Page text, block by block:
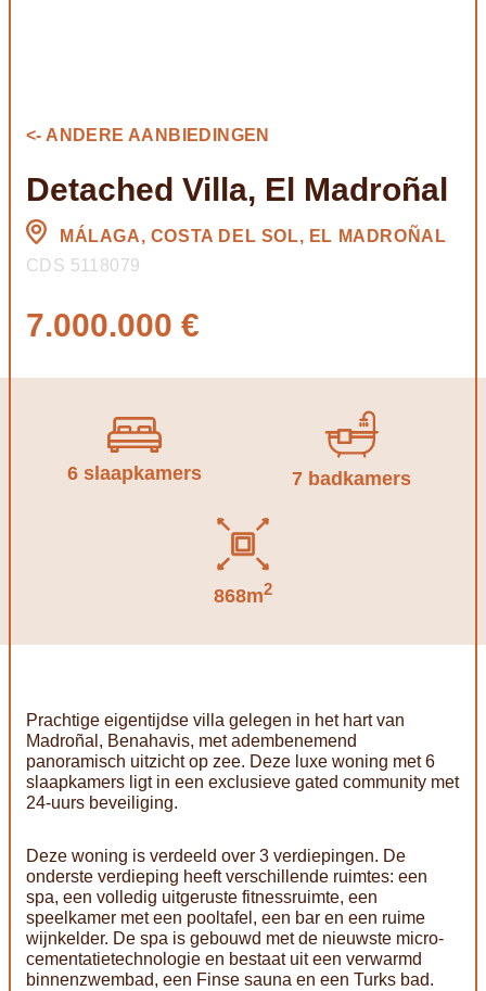
<- ANDERE AANBIEDINGEN
Detached Villa, El Madroñal
MÁLAGA, COSTA DEL SOL, EL MADROÑAL
CDS 5118079
7.000.000 €
6 slaapkamers 7 badkamers
868m2
Prachtige eigentijdse villa gelegen in het hart van
Madroñal, Benahavis, met adembenemend
panoramisch uitzicht op zee. Deze luxe woning met 6
slaapkamers ligt in een exclusieve gated community met
24-uurs beveiliging.
Deze woning is verdeeld over 3 verdiepingen. De
onderste verdieping heeft verschillende ruimtes: een
spa, een volledig uitgeruste fitnessruimte, een
speelkamer met een pooltafel, een bar en een ruime
wijnkelder. De spa is gebouwd met de nieuwste micro-
cementatietechnologie en bestaat uit een verwarmd
binnenzwembad, een Finse sauna en een Turks bad.